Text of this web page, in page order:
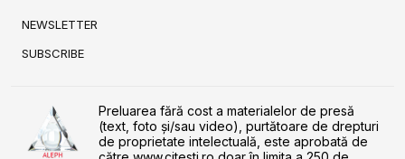
NEWSLETTER
SUBSCRIBE
Preluarea fără cost a materialelor de presă
(text, foto și/sau video), purtătoare de drepturi
de proprietate intelectuală, este aprobată de